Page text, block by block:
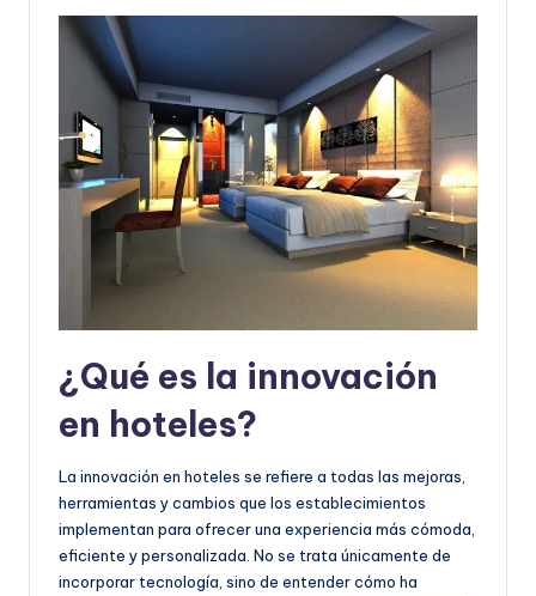
¿Qué es la innovación
en hoteles?
La innovación en hoteles se refiere a todas las mejoras,
herramientas y cambios que los establecimientos
implementan para ofrecer una experiencia más cómoda,
eficiente y personalizada. No se trata únicamente de
incorporar tecnología, sino de entender cómo ha